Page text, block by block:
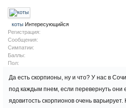
коты Интересующийся
Регистрация:
Сообщения:
Симпатии:
Баллы:
Пол:
Да есть скорпионы, ну и что? У нас в
под каждым пнем, если перевернуть они
ядовитость скорпионов очень варьирует.